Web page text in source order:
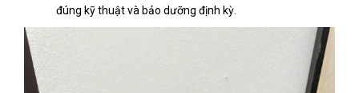
đúng kỹ thuật và bảo dưỡng định kỳ.